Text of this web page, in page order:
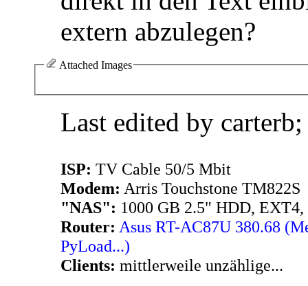
extern abzulegen?
Attached Images
Last edited by
ISP: TV Cable 50/5 Mbit
Modem: Arris Touchstone TM822S
"NAS": 1000 GB 2.5" HDD,
Router: Asus RT-AC87U 380.68
PyLoad...)
Clients: mittlerweile unzählige...